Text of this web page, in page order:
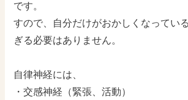
です。
すので、自分だけがおかしくなってい
ぎる必要はありません。
自律神経には、
・交感神経（緊張、活動）